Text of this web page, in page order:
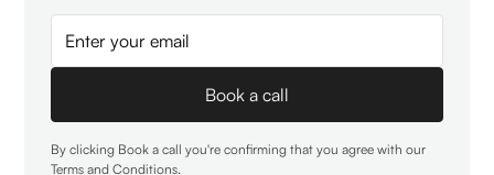
By clicking Book a call you're confirming that you agree with our
Terms and Conditions.